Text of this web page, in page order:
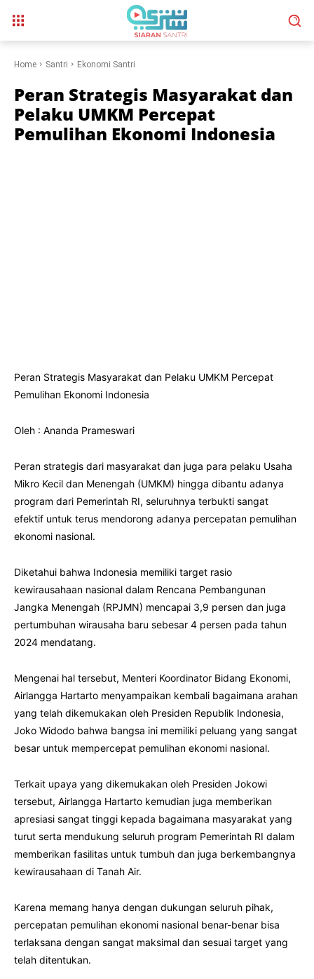
Home Santri Ekonomi Santri
Peran Strategis Masyarakat dan
Pelaku UMKM Percepat
Pemulihan Ekonomi Indonesia
Peran Strategis Masyarakat dan Pelaku UMKM Percepat
Pemulihan Ekonomi Indonesia
Oleh : Ananda Prameswari
Peran strategis dari masyarakat dan juga para pelaku Usaha
Mikro Kecil dan Menengah (UMKM) hingga dibantu adanya
program dari Pemerintah RI, seluruhnya terbukti sangat
efektif untuk terus mendorong adanya percepatan pemulihan
ekonomi nasional.
Diketahui bahwa Indonesia memiliki target rasio
kewirausahaan nasional dalam Rencana Pembangunan
Jangka Menengah (RPJMN) mencapai 3,9 persen dan juga
pertumbuhan wirausaha baru sebesar 4 persen pada tahun
2024 mendatang.
Mengenai hal tersebut, Menteri Koordinator Bidang Ekonomi,
Airlangga Hartarto menyampaikan kembali bagaimana arahan
yang telah dikemukakan oleh Presiden Republik Indonesia,
Joko Widodo bahwa bangsa ini memiliki peluang yang sangat
besar untuk mempercepat pemulihan ekonomi nasional.
Terkait upaya yang dikemukakan oleh Presiden Jokowi
tersebut, Airlangga Hartarto kemudian juga memberikan
apresiasi sangat tinggi kepada bagaimana masyarakat yang
turut serta mendukung seluruh program Pemerintah RI dalam
memberikan fasilitas untuk tumbuh dan juga berkembangnya
kewirausahaan di Tanah Air.
Karena memang hanya dengan dukungan seluruh pihak,
percepatan pemulihan ekonomi nasional benar-benar bisa
terlaksana dengan sangat maksimal dan sesuai target yang
telah ditentukan.